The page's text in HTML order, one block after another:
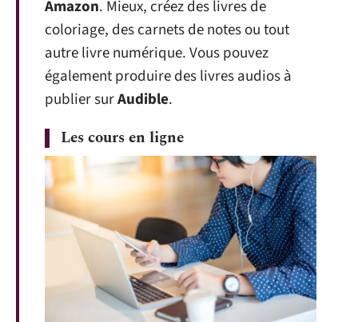
Amazon. Mieux, créez des livres de
coloriage, des carnets de notes ou tout
autre livre numérique. Vous pouvez
également produire des livres audios à
publier surAudible.
Les cours en ligne